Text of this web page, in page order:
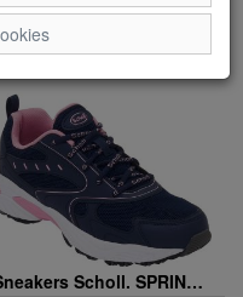
Sneakers Scholl. SPRINTER SCORE